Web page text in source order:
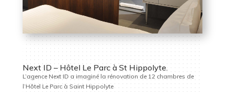
Next ID – Hôtel Le Parc à St Hippolyte.
L’agence Next ID a imaginé la rénovation de 12 chambres de
l’Hôtel Le Parc à Saint Hippolyte